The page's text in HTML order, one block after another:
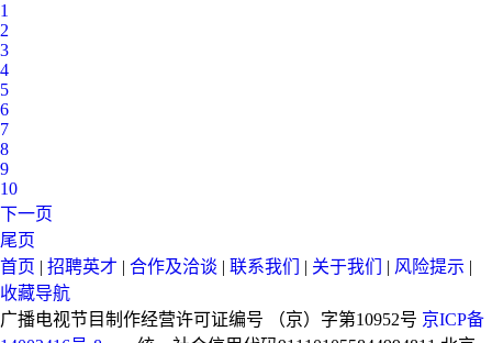
1
2
3
4
5
6
7
8
9
10
下一页
尾页
首页 | 招聘英才 | 合作及洽谈 | 联系我们 | 关于我们 | 风险提示 |
收藏导航
广播电视节目制作经营许可证编号 （京）字第10952号 京ICP备